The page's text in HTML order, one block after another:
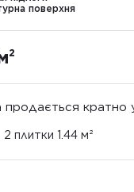
поверхня
кратно
2 плитки 1.44 м²